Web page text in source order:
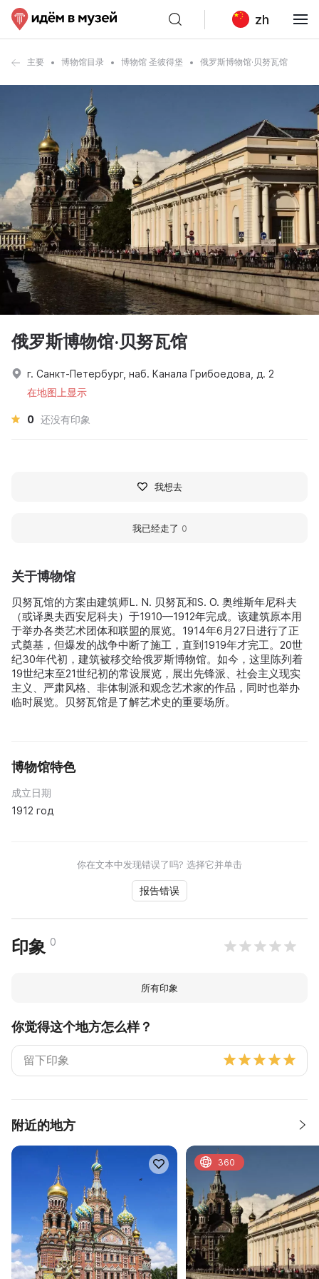
zh
主要 博物馆目录 博物馆 圣彼得堡 俄罗斯博物馆·贝努瓦馆
关于博物馆
贝努瓦馆的方案由建筑师L. N. 贝努瓦和S. O. 奥维斯年尼科夫
（或译奥夫西安尼科夫）于1910—1912年完成。该建筑原本用
于举办各类艺术团体和联盟的展览。1914年6月27日进行了正
式奠基，但爆发的战争中断了施工，直到1919年才完工。20世
纪30年代初，建筑被移交给俄罗斯博物馆。如今，这里陈列着
19世纪末至21世纪初的常设展览，展出先锋派、社会主义现实
主义、严肃风格、非体制派和观念艺术家的作品，同时也举办
临时展览。贝努瓦馆是了解艺术史的重要场所。
博物馆特色
成立日期
1912 год
你在文本中发现错误了吗? 选择它并单击
报告错误
印象 0
所有印象
你觉得这个地方怎么样？
附近的地方
360
俄罗斯博物馆·贝努瓦馆
г. Санкт-Петербург, наб. Канала Грибоедова, д. 2
在地图上显示
0 还没有印象
我想去
我已经走了 0